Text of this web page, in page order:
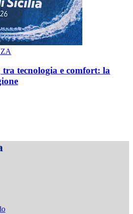
tecnologia e comfort: la